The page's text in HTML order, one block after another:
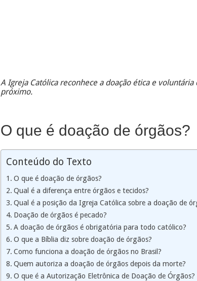
A Igreja Católica reconhece a doação ética e
próximo.
O que é doação de órgãos?
Conteúdo do Texto
O que é doação de órgãos?
Qual é a diferença entre órgãos e tecidos?
Qual é a posição da Igreja Católica sobre a doação de
Doação de órgãos é pecado?
A doação de órgãos é obrigatória para todo católico?
O que a Bíblia diz sobre doação de órgãos?
Como funciona a doação de órgãos no Brasil?
Quem autoriza a doação de órgãos depois da morte?
O que é a Autorização Eletrônica de Doação de Órgãos?